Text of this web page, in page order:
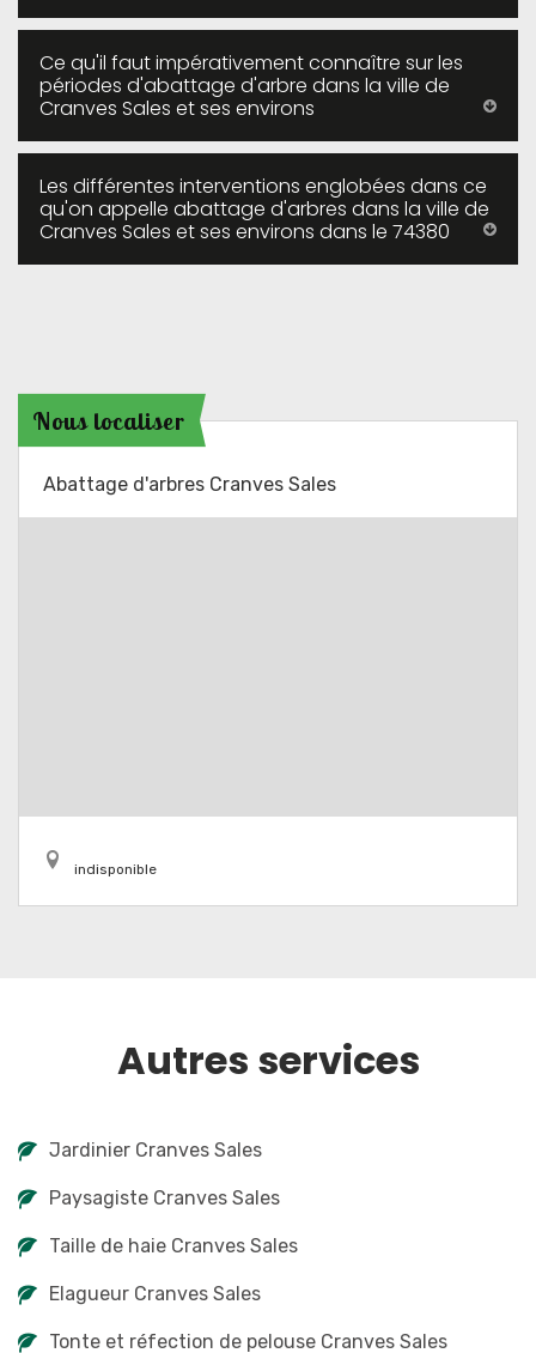
Ce qu'il faut impérativement connaître sur les
périodes d'abattage d'arbre dans la ville de
Cranves Sales et ses environs
Les différentes interventions englobées dans ce
qu'on appelle abattage d'arbres dans la ville de
Cranves Sales et ses environs dans le 74380
Nous localiser
Abattage d'arbres Cranves Sales
indisponible
Autres services
Jardinier Cranves Sales
Paysagiste Cranves Sales
Taille de haie Cranves Sales
Elagueur Cranves Sales
Tonte et réfection de pelouse Cranves Sales